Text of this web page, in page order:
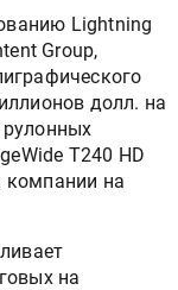
Lightning
Group,
долл. на
T240 HD
компании на
на